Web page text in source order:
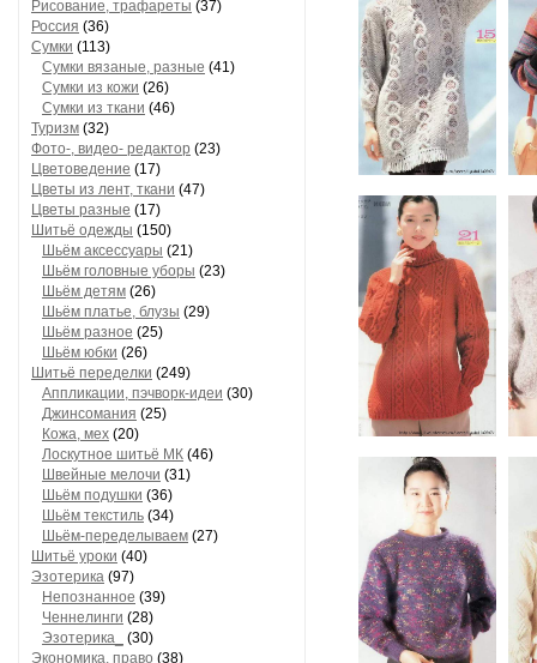
Рисование, трафареты (37)
Россия (36)
Сумки (113)
Сумки вязаные, разные (41)
Сумки из кожи (26)
Сумки из ткани (46)
Туризм (32)
Фото-, видео- редактор (23)
Цветоведение (17)
Цветы из лент, ткани (47)
Цветы разные (17)
Шитьё одежды (150)
Шьём аксессуары (21)
Шьём головные уборы (23)
Шьём детям (26)
Шьём платье, блузы (29)
Шьём разное (25)
Шьём юбки (26)
Шитьё переделки (249)
Аппликации, пэчворк-идеи (30)
Джинсомания (25)
Кожа, мех (20)
Лоскутное шитьё МК (46)
Швейные мелочи (31)
Шьём подушки (36)
Шьём текстиль (34)
Шьём-переделываем (27)
Шитьё уроки (40)
Эзотерика (97)
Непознанное (39)
Ченнелинги (28)
Эзотерика_
(30)
Экономика, право (38)